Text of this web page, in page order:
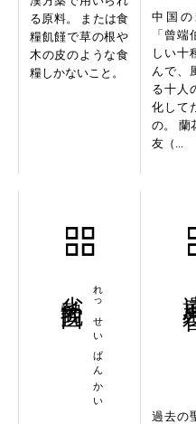
る原料。 または食
糧飢饉で草の根や
木の皮のような食
糧しかないこと。
中国
「曾端
しい十
んで、
る十人
化して
の。 蘭
友（...
れっせいばんかい
過去の